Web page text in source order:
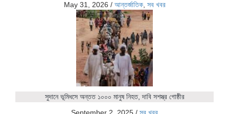
May 31, 2026 / আন্তর্জাতিক, সব খবর
সুদানে ভূমিধসে অন্তত ১০০০ মানুষ নিহত, দাবি সশস্ত্র গোষ্ঠীর